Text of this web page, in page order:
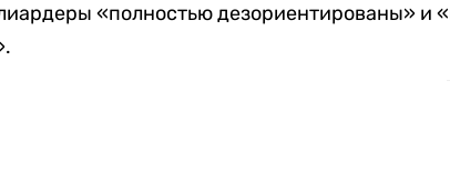
«полностью дезориентированы» и